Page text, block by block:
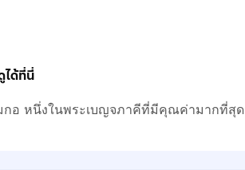
ได้ที่นี่
กอ หนึ่งในพระเบญจภาคีที่มีคุณค่ามากที่สุด